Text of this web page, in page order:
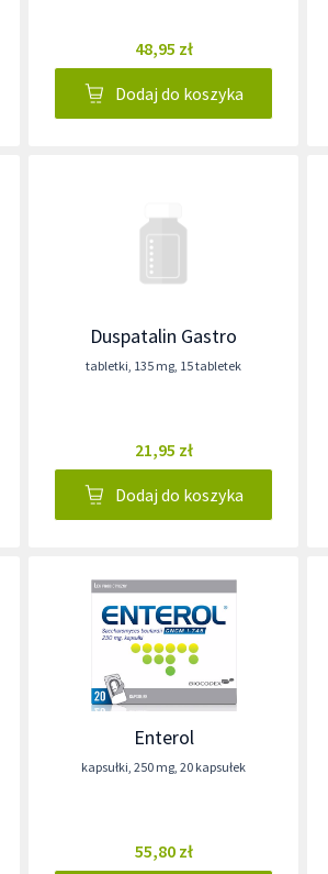
48,95 zł
Dodaj do koszyka
Duspatalin Gastro
tabletki, 135 mg, 15 tabletek
21,95 zł
Dodaj do koszyka
Enterol
kapsułki, 250 mg, 20 kapsułek
55,80 zł